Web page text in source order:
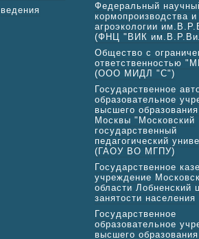
Федеральный
кормопроизводства и
агроэкологии
(ФНЦ "ВИК
Общество с
ответственностью
(ООО МИДЛ "С")
Государственное
образовательное
высшего
Москвы "Московский
государственный
педагогический
(ГАОУ ВО МГПУ)
Государственное
учреждение
области Лобненский
занятости населения
Государственное
образовательное
высшего образования